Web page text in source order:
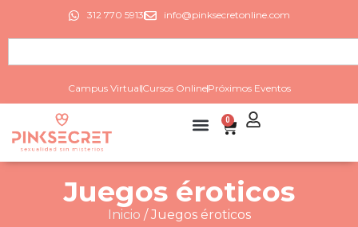
312 770 5913 info@pinksecretonline.com
Campus VirtualCursos OnlinePróximos Eventos
0
Juegos éroticos
Inicio / Juegos éroticos